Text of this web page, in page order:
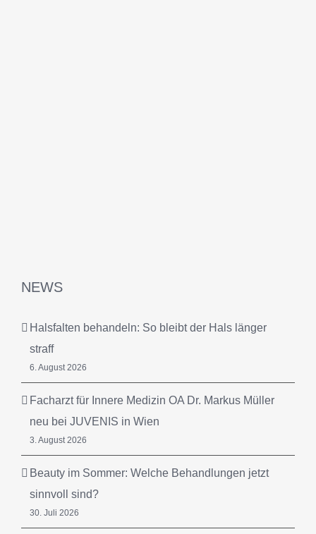
NEWS
Halsfalten behandeln: So bleibt der Hals länger
straff
6. August 2026
Facharzt für Innere Medizin OA Dr. Markus Müller
neu bei JUVENIS in Wien
3. August 2026
Beauty im Sommer: Welche Behandlungen jetzt
sinnvoll sind?
30. Juli 2026